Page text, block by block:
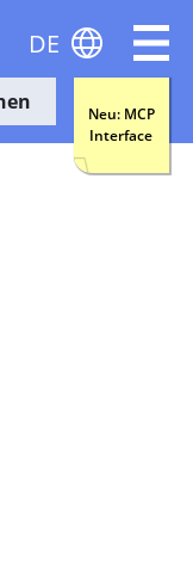
Neu: MCP
Interface
DE